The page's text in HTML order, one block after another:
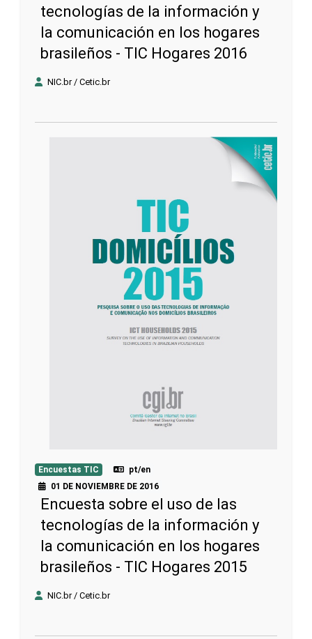
tecnologías de la información y
la comunicación en los hogares
brasileños - TIC Hogares 2016
NIC.br / Cetic.br
Encuestas TIC
pt/en
01 DE NOVIEMBRE DE 2016
Encuesta sobre el uso de las
tecnologías de la información y
la comunicación en los hogares
brasileños - TIC Hogares 2015
NIC.br / Cetic.br